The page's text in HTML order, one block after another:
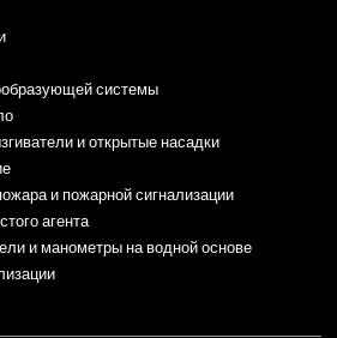
системы
и открытые насадки
и пожарной сигнализации
агента
и манометры на водной основе